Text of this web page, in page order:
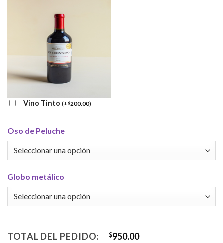
Vino Tinto (+$200.00)
Oso de Peluche
Globo metálico
TOTAL DEL PEDIDO: $950.00